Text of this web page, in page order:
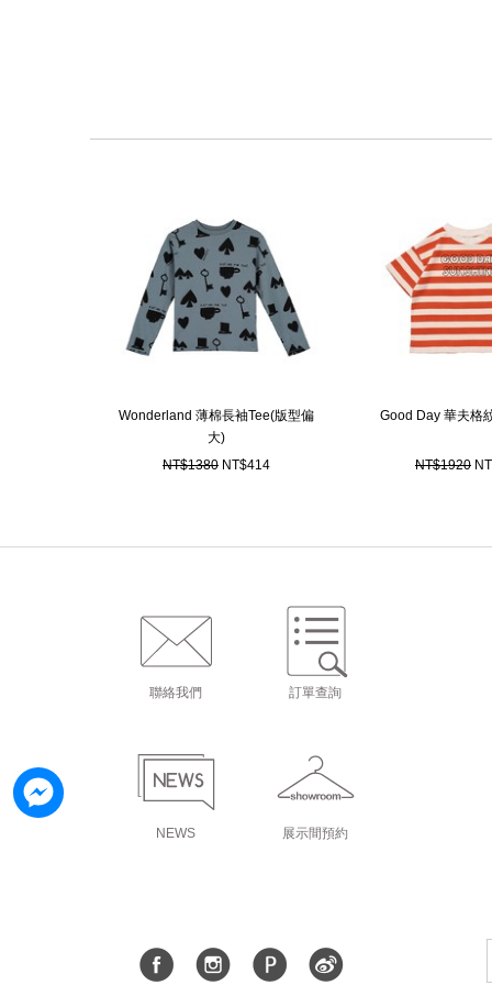
Wonderland 薄棉長袖Tee(版型偏
大)
NT$1380 NT$414
Good Day 華夫格
NT$1920
聯絡我們 訂單查詢
NEWS 展示間預約